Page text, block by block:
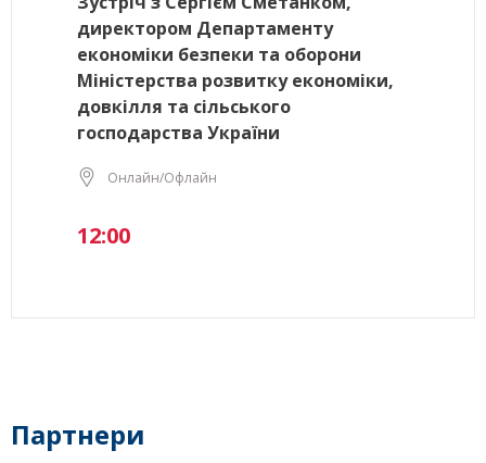
директором Департаменту
економіки безпеки та оборони
Міністерства розвитку економіки,
довкілля та сільського
господарства України
Онлайн/Офлайн
12:00
Партнери